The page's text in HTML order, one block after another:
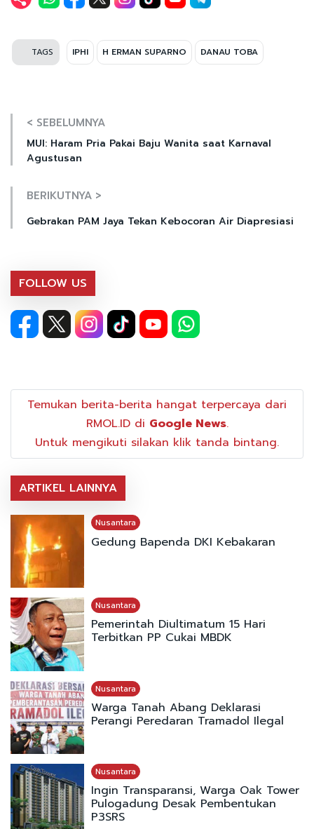
TAGS IPHI H ERMAN SUPARNO DANAU TOBA
< SEBELUMNYA
MUI: Haram Pria Pakai Baju Wanita saat Karnaval
Agustusan
BERIKUTNYA >
Gebrakan PAM Jaya Tekan Kebocoran Air Diapresiasi
FOLLOW US
Temukan berita-berita hangat terpercaya dari
RMOL.ID di Google News.
Untuk mengikuti silakan klik tanda bintang.
ARTIKEL LAINNYA
Nusantara
Gedung Bapenda DKI Kebakaran
Nusantara
Pemerintah Diultimatum 15 Hari
Terbitkan PP Cukai MBDK
Nusantara
Warga Tanah Abang Deklarasi
Perangi Peredaran Tramadol Ilegal
Nusantara
Ingin Transparansi, Warga Oak Tower
Pulogadung Desak Pembentukan
P3SRS